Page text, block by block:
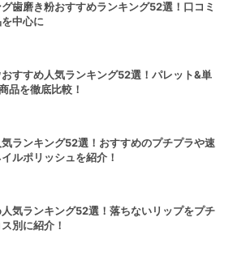
歯磨き粉おすすめランキング52選！口コミ
中心に
すすめ人気ランキング52選！パレット&単
品を徹底比較！
ランキング52選！おすすめのプチプラや速
ルポリッシュを紹介！
気ランキング52選！落ちないリップをプチ
別に紹介！